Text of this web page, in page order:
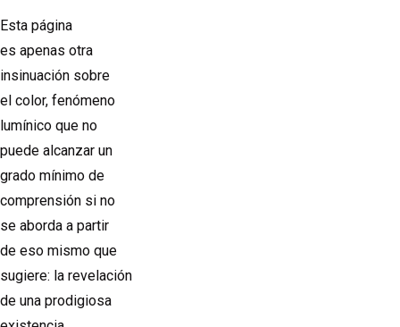
Esta página
es apenas otra
insinuación sobre
el color, fenómeno
lumínico que no
puede alcanzar un
grado mínimo de
comprensión si no
se aborda a partir
de eso mismo que
sugiere: la revelación
de una prodigiosa